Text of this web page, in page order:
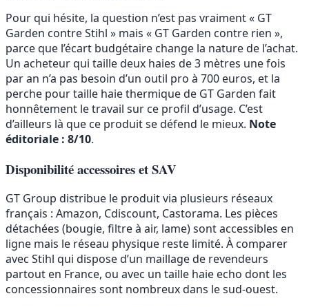
Pour qui hésite, la question n’est pas vraiment « GT
Garden contre Stihl » mais « GT Garden contre rien »,
parce que l’écart budgétaire change la nature de l’achat.
Un acheteur qui taille deux haies de 3 mètres une fois
par an n’a pas besoin d’un outil pro à 700 euros, et la
perche pour taille haie thermique de GT Garden fait
honnêtement le travail sur ce profil d’usage. C’est
d’ailleurs là que ce produit se défend le mieux. Note
éditoriale : 8/10.
Disponibilité accessoires et SAV
GT Group distribue le produit via plusieurs réseaux
français : Amazon, Cdiscount, Castorama. Les pièces
détachées (bougie, filtre à air, lame) sont accessibles en
ligne mais le réseau physique reste limité. À comparer
avec Stihl qui dispose d’un maillage de revendeurs
partout en France, ou avec un taille haie echo dont les
concessionnaires sont nombreux dans le sud-ouest.